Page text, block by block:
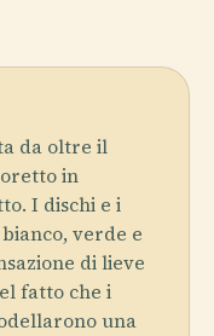
da oltre il
in
I dischi e i
verde e
di lieve
fatto che i
una